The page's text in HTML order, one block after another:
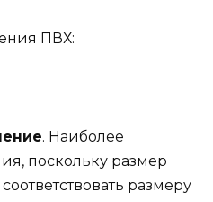
ПВХ:
. Наиболее
поскольку размер
размеру